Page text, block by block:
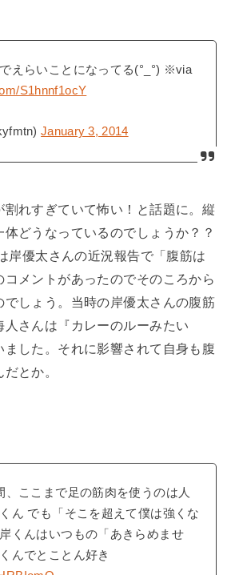
えらいことになってる(°_°) ※via
S1hnnf1ocY
January 3, 2014
割れすぎていて怖い！と話題に。縦
どうなっているのでしょうか？？
岸優太さんの近況報告で「腹筋は
コメントがあったのでそのころから
でしょう。当時の岸優太さんの腹筋
人さんは『カレーのルーみたい
ました。それに影響されて自身も腹
とか。
、ここまで足の筋肉を使うのは人
ん でも「そこを超えて僕は強くな
くんはいつもの「あきらめませ
んでとことん好き